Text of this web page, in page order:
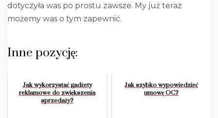
dotyczyła was po prostu zawsze. My już teraz
możemy was o tym zapewnić.
Inne pozycję:
Jak wykorzystać gadżety
reklamowe do zwiększenia
sprzedaży?
Jak szybko wypowiedzieć
umowę OC?